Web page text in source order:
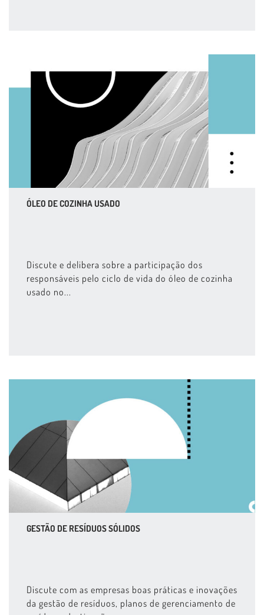
ÓLEO DE COZINHA USADO
Discute e delibera sobre a participação dos
responsáveis pelo ciclo de vida do óleo de cozinha
usado no...
GESTÃO DE RESÍDUOS SÓLIDOS
Discute com as empresas boas práticas e inovações
da gestão de resíduos, planos de gerenciamento de